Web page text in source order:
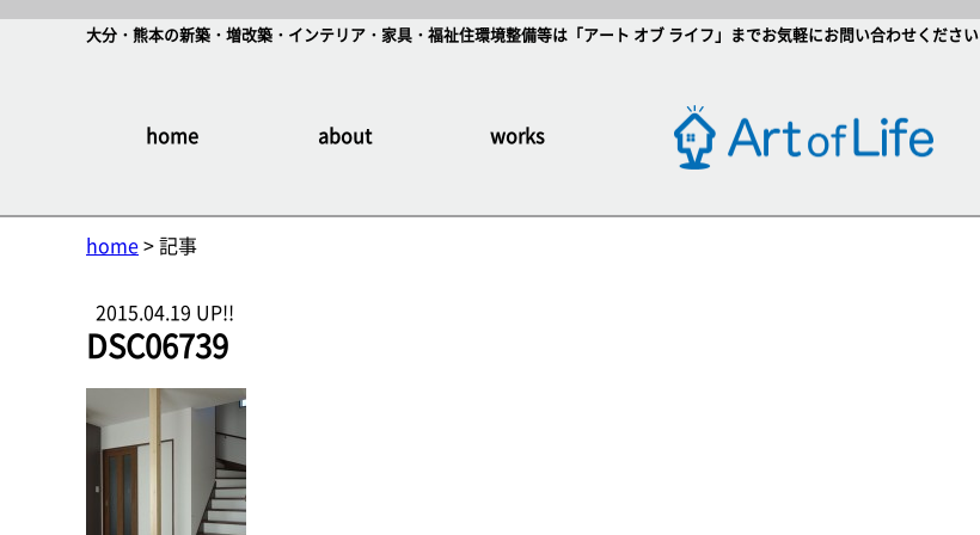
大分・熊本の新築・増改築・インテリア・家具・福祉住環境整備等は「アート オブ ライフ」までお気軽にお問い合わせください
home about works
home > 記事
2015.04.19 UP!!
DSC06739